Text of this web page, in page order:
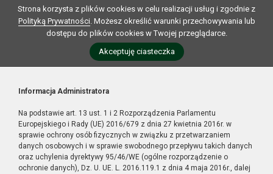
Strona korzysta z plików cookies w celu realizacji usług i zgodnie z
Polityką Prywatności. Możesz określić warunki przechowywania lub
dostępu do plików cookies w Twojej przeglądarce.
Akceptuję ciasteczka
Informacja Administratora
Na podstawie art. 13 ust. 1 i 2 Rozporządzenia Parlamentu
Europejskiego i Rady (UE) 2016/679 z dnia 27 kwietnia 2016r. w
sprawie ochrony osób fizycznych w związku z przetwarzaniem
danych osobowych i w sprawie swobodnego przepływu takich danych
oraz uchylenia dyrektywy 95/46/WE (ogólne rozporządzenie o
ochronie danych), Dz. U. UE. L. 2016.119.1 z dnia 4 maja 2016r., dalej